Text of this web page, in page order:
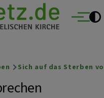
Menü
Sich auf das Sterben